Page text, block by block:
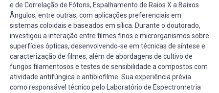
e de Correlação de Fótons, Espalhamento de Raios X a Baixos
Ângulos, entre outras, com aplicações preferenciais em
sistemas coloidais e baseados em sílica. Durante o doutorado,
investigou a interação entre filmes finos e microrganismos sobre
superfícies ópticas, desenvolvendo-se em técnicas de síntese e
caracterização de filmes, além de abordagens de cultivo de
fungos filamentosos e testes de sensibilidade a compostos com
atividade antifúngica e antibiofilme. Sua experiência prévia
como responsável técnico pelo Laboratório de Espectrometria